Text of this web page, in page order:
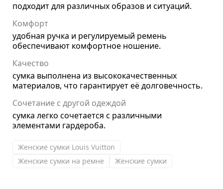
подходит для различных образов и ситуаций.
Комфорт
удобная ручка и регулируемый ремень
обеспечивают комфортное ношение.
Качество
сумка выполнена из высококачественных
материалов, что гарантирует её долговечность.
Сочетание с другой одеждой
сумка легко сочетается с различными
элементами гардероба.
Женские сумки Louis Vuitton
Женские сумки на ремне
Женские сумки